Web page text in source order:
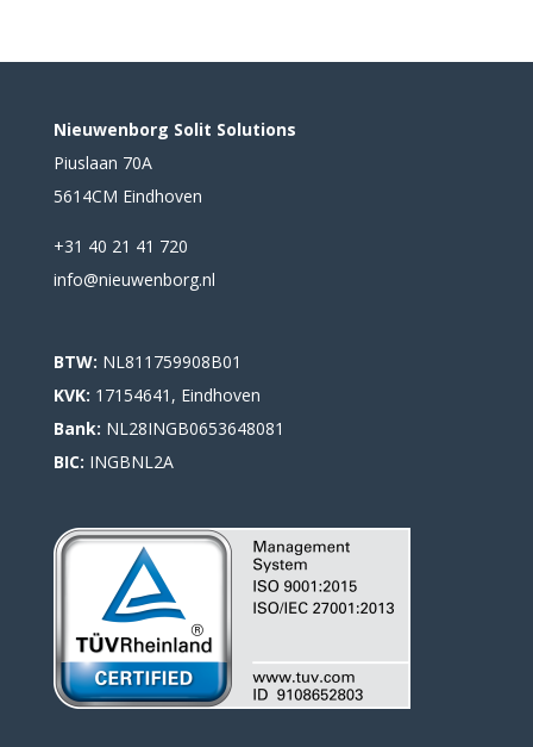
Nieuwenborg Solit Solutions
Piuslaan 70A
5614CM Eindhoven
+31 40 21 41 720
info@nieuwenborg.nl
BTW: NL811759908B01
KVK: 17154641, Eindhoven
Bank: NL28INGB0653648081
BIC: INGBNL2A